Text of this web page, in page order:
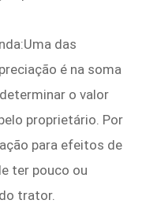
das
é na soma
o valor
proprietário. Por
para efeitos de
ter pouco ou
trator.